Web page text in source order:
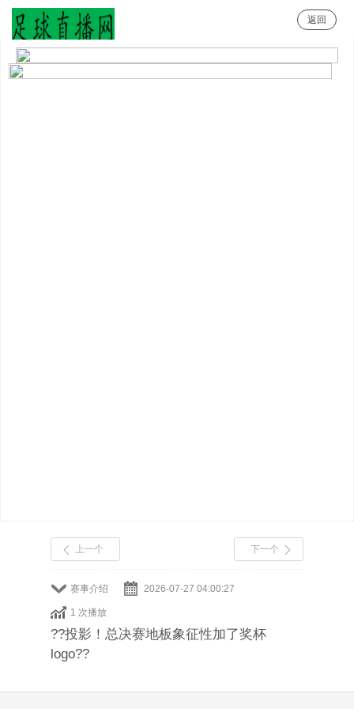
足球直播网
返回
赛事介绍 2026-07-27 04:00:27
1 次播放
上一个 下一个
??投影！总决赛地板象征性加了奖杯
logo??